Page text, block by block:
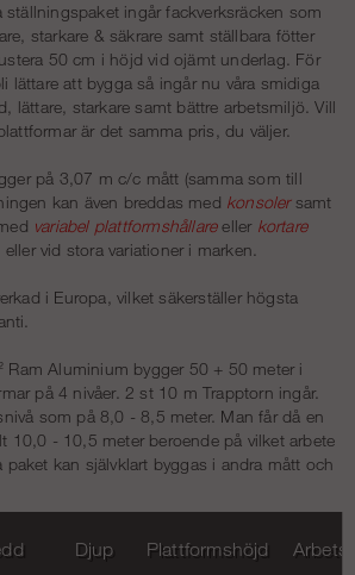
ställningspaket ingår fackverksräcken som
starkare & säkrare samt ställbara fötter
50 cm i höjd vid ojämt underlag. För
lättare att bygga så ingår nu våra smidiga
lättare, starkare samt bättre arbetsmiljö. Vill
är det samma pris, du väljer.
på 3,07 m c/c mått (samma som till
kan även breddas med konsolersamt
variabel plattformshållareeller kortare
vid stora variationer i marken.
i Europa, vilket säkerställer högsta
Ram Aluminium bygger 50 + 50 meter i
på 4 nivåer. 2 st 10 m Trapptorn ingår.
som på 8,0 - 8,5 meter. Man får då en
10,0 - 10,5 meter beroende på vilket arbete
kan självklart byggas i andra mått och
Djup Plattformshöjd